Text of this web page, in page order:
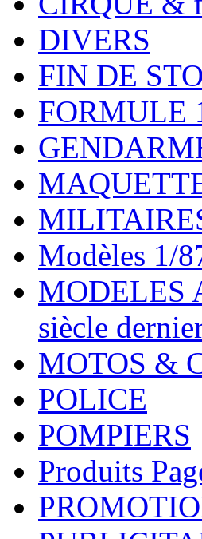
DIVERS
FIN DE
FORMULE
Modèles 1/
MODELES
siècle
MOTOS &
POLICE
POMPIERS
Produits